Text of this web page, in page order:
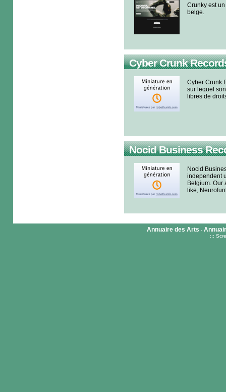
Crunky est
belge.
Cyber Crunk
Cyber Crunk
sur lequel
libres de
Nocid Business
Nocid
independent
Belgium. Our
like,
Annuaire des Arts -
:::